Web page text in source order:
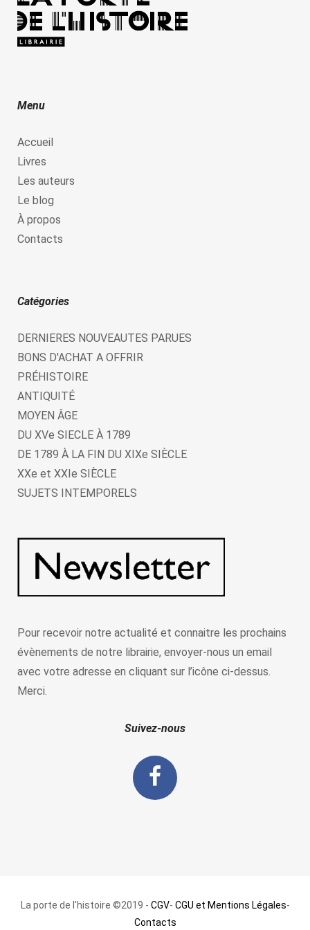
Menu
Accueil
Livres
Les auteurs
Le blog
À propos
Contacts
Catégories
DERNIERES NOUVEAUTES PARUES
BONS D'ACHAT A OFFRIR
PRÉHISTOIRE
ANTIQUITÉ
MOYEN ÂGE
DU XVe SIECLE À 1789
DE 1789 À LA FIN DU XIXe SIÈCLE
XXe et XXIe SIÈCLE
SUJETS INTEMPORELS
Pour recevoir notre actualité et connaitre les prochains
évènements de notre librairie, envoyer-nous un email
avec votre adresse en cliquant sur l’icône ci-dessus.
Merci.
Suivez-nous
La porte de l'histoire ©2019 - CGV- CGU et Mentions Légales-
Contacts